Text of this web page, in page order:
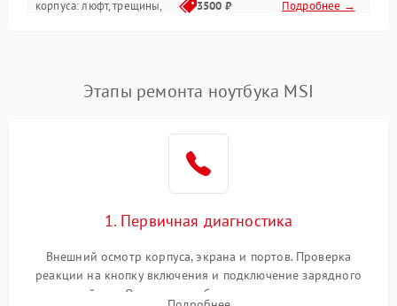
корпуса: люфт, трещины,
3500 ₽ Подробнее →
невозможность зарядки,
2500 ₽ Подробнее →
2000 ₽
Перегрев из‑за пыли,
неисправности кулера
Выход из строя SSD или
Этапы ремонта ноутбука MSI
1. Первичная диагностика
Внешний осмотр корпуса, экрана и портов. Проверка
реакции на кнопку включения и подключение зарядного
устройства. Оценка потребления тока с помощью